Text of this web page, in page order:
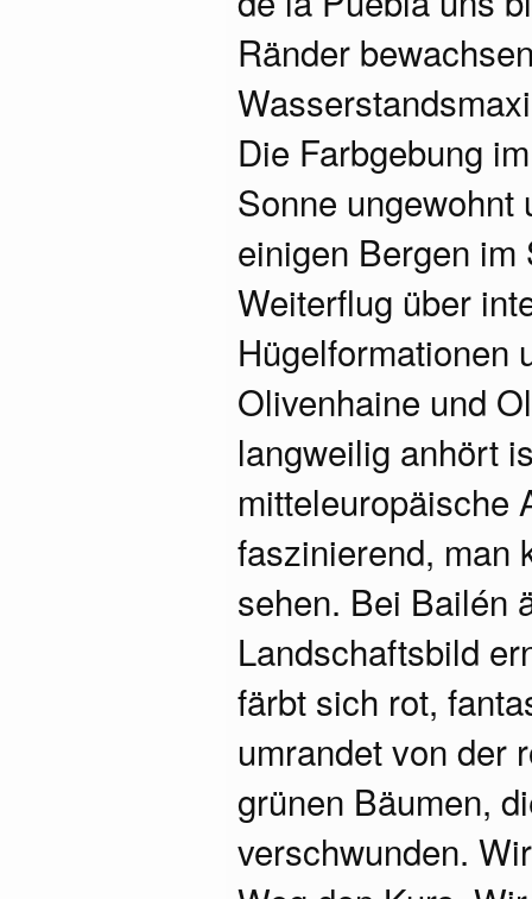
Ränder
Die Farbgebung
Sonne ungewohnt
einigen Bergen
Weiterflug über
Hügelformationen
Olivenhaine und
langweilig anhört
mitteleuropäische
faszinierend, man
sehen. Bei Bailén
Landschaftsbild
färbt sich rot,
umrandet von der
grünen Bäumen,
verschwunden.